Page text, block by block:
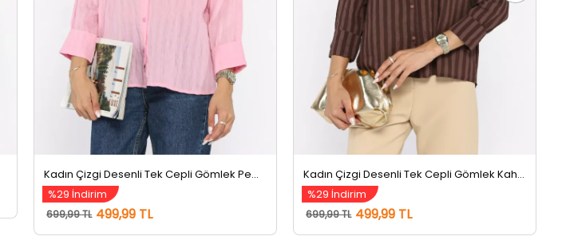
%29 İndirim
699,99 TL 499,99 TL
%29 İndirim
699,99 TL 499,99 TL